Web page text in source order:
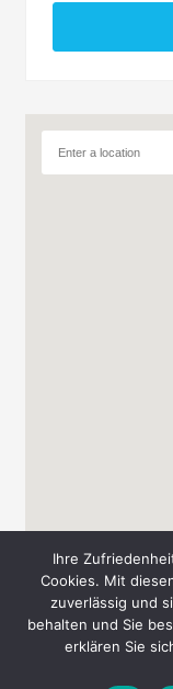
Copyright ©
Ihre
Cookies. Mit
zuverlässig und
behalten und Sie
erklären Sie